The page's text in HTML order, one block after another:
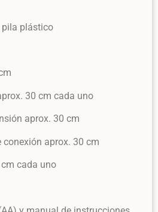
pila plástico
30 cm cada uno
aprox. 30 cm
aprox. 30 cm
cada uno